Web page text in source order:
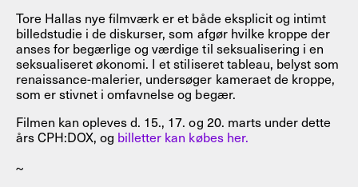
Tore Hallas nye filmværk er et både eksplicit og intimt
billedstudie i de diskurser, som afgør hvilke kroppe der
anses for begærlige og værdige til seksualisering i en
seksualiseret økonomi. I et stiliseret tableau, belyst som
renaissance-malerier, undersøger kameraet de kroppe,
som er stivnet i omfavnelse og begær.
Filmen kan opleves d. 15., 17. og 20. marts under dette
års CPH:DOX, og billetter kan købes her.
~